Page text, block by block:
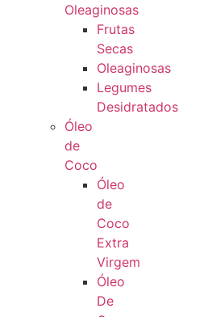
Oleaginosas
Frutas
Secas
Oleaginosas
Legumes
Desidratados
Óleo
de
Coco
Óleo
de
Coco
Extra
Virgem
Óleo
De